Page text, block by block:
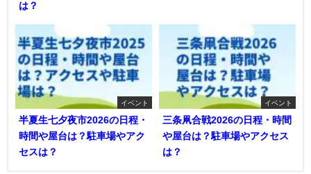
は？
イベント
半夏生七夕夜市2026の日程・
時間や屋台は？駐車場やアク
セスは？
イベント
三条凧合戦2026の日程・時間
や屋台は？駐車場やアクセス
は？